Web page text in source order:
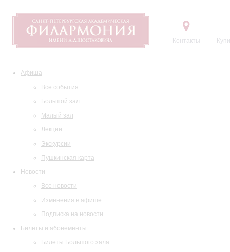
Контакты
Афиша
Все события
Большой зал
Малый зал
Лекции
Экскурсии
Пушкинская карта
Новости
Все новости
Изменения в афише
Подписка на новости
Билеты и абонементы
Билеты Большого зала